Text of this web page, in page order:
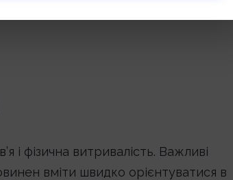
повинен бути максимально
і фізична витривалість. Важливі
вміти швидко орієнтуватися в